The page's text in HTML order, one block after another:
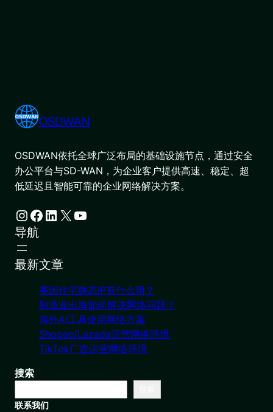
OSDWAN
OSDWAN依托全球广泛布局的基础设施节点，通过安全
办公平台与SD-WAN，为企业客户提供高速、稳定、超
低延迟且智能可靠的企业网络解决方案。
Instagram Facebook LinkedIn X YouTube
导航
最新文章
美国住宅静态IP有什么用？
制造业出海如何解决网络问题？
海外AI工具使用网络方案
Shopee/Lazada运营网络环境
TikTok广告运营网络环境
搜索
联系我们